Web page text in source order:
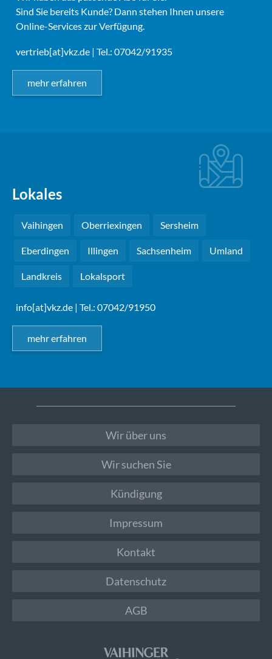
Sind Sie bereits Kunde? Dann stehen Ihnen unsere
Online-Services zur Verfügung.
vertrieb[at]vkz.de | Tel.: 07042/91935
mehr erfahren
Lokales
Vaihingen Oberriexingen Sersheim
Eberdingen Illingen Sachsenheim Umland
Landkreis Lokalsport
info[at]vkz.de | Tel.: 07042/91950
mehr erfahren
Wir über uns
Wir suchen Sie
Kündigung
Impressum
Kontakt
Datenschutz
AGB